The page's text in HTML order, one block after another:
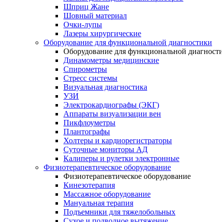
Шприц Жане
Шовный материал
Очки-лупы
Лазеры хирургические
Оборудование для функциональной диагностики
Оборудование для функциональной
Динамометры медицинские
Спирометры
Стресс системы
Визуальная диагностика
УЗИ
Электрокардиографы (ЭКГ)
Аппараты визуализации вен
Пикфлоуметры
Плантографы
Холтеры и кардиорегистраторы
Суточные мониторы АД
Калиперы и рулетки электронные
Физиотерапевтическое оборудование
Физиотерапевтическое оборудование
Кинезотерапия
Массажное оборудование
Мануальная терапия
Подъемники для тяжелобольных